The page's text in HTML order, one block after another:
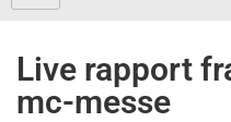
Live rapport
mc-messe